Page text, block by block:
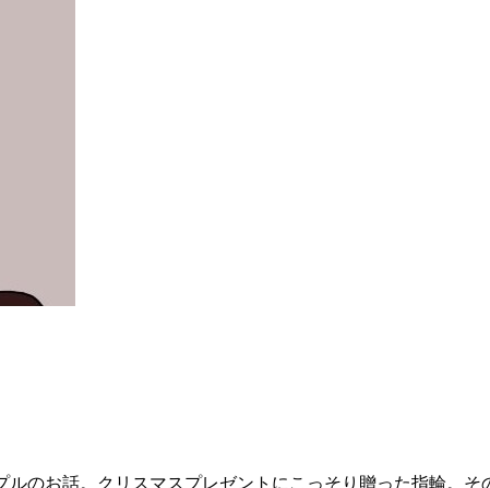
のお話。クリスマスプレゼントにこっそり贈った指輪。